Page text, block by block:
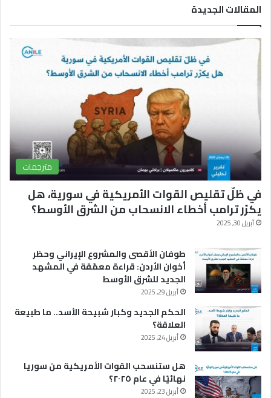
ب
و
ك
u
T
u
b
e
ق
ا
م
المقالات الجديدة
مترجمات
في ظلّ تقليص القوات الأمريكية في سورية، هل
يكرّر ترامب أخطاء الانسحاب من الشرق الأوسط؟
أبريل 30, 2025
طوفان الأقصى والمشروع الإيراني وحظر
أخوان الأردن: قراءة معمّقة في المشهد
الجديد للشرق الأوسط
أبريل 29, 2025
الحكم الجديد وكبار شبيحة الأسد.. ما طبيعة
العلاقة؟
أبريل 24, 2025
هل ستنسحب القوات الأمريكية من سوريا
نهائيًا في عام ٢٠٢٥؟
أبريل 23, 2025